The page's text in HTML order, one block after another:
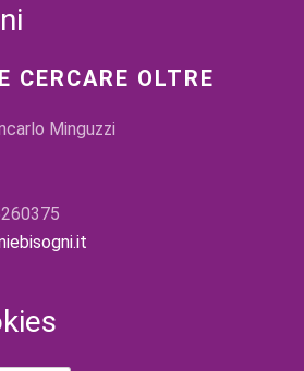
CERCARE OLTRE
Minguzzi